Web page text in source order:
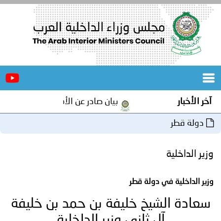
الرئيسية
المجلس
مؤتمرات
و
اجتماعات
جهود
و
برامج
بيان صادر عن الأمانة العامة لمجلس وزراء
في دولة قطر
الشيخ خليفة بن حمد بن خليفة